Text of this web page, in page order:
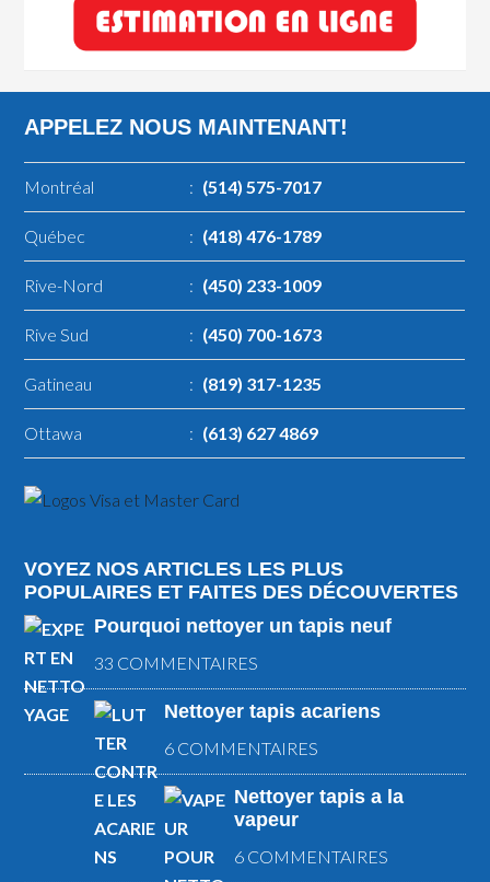
APPELEZ NOUS MAINTENANT!
Montréal : (514) 575-7017
Québec : (418) 476-1789
Rive-Nord : (450) 233-1009
Rive Sud : (450) 700-1673
Gatineau : (819) 317-1235
Ottawa : (613) 627 4869
VOYEZ NOS ARTICLES LES PLUS
POPULAIRES ET FAITES DES DÉCOUVERTES
Pourquoi nettoyer un tapis neuf
33 COMMENTAIRES
Nettoyer tapis acariens
6 COMMENTAIRES
Nettoyer tapis a la
vapeur
6 COMMENTAIRES